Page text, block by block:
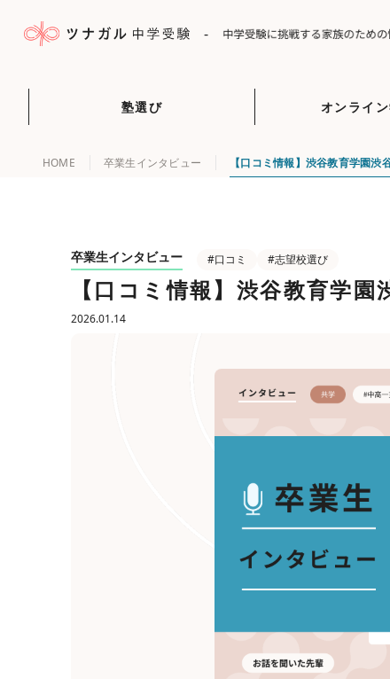
-
塾選び オンライ
HOME 卒業生インタビュー 【口コミ情報】渋谷教育学園
卒業生インタビュー #口コミ #志望校選び
【口コミ情報】渋谷教育学
2026.01.14